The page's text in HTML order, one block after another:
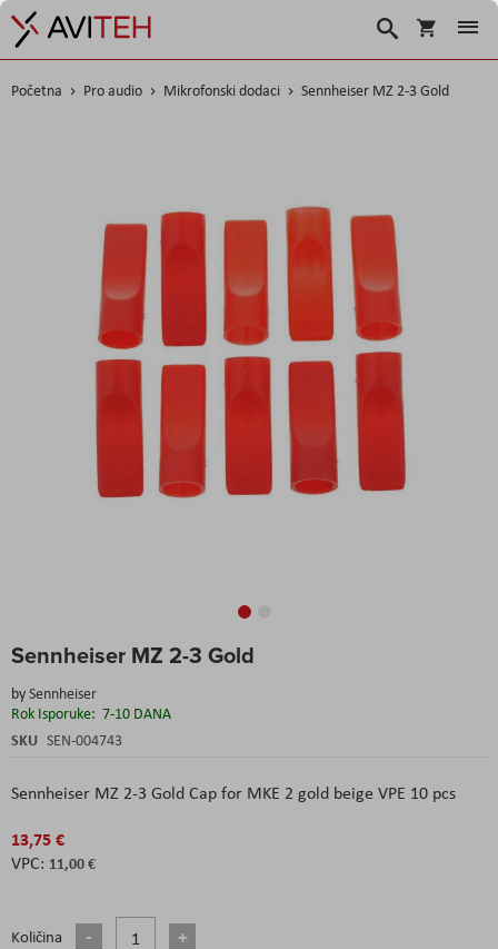
Košarica
Traži
Početna Pro audio Mikrofonski dodaci Sennheiser MZ 2-3 Gold
Sennheiser MZ 2-3 Gold
bySennheiser
Rok Isporuke: 7-10 DANA
SKU SEN-004743
Sennheiser MZ 2-3 Gold Cap for MKE 2 gold beige VPE 10 pcs
13,75 €
11,00 €
Količina
to
beginning
of
the